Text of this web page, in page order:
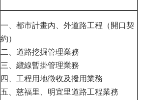
一、都市計畫內、外道路工程（開口契
約）
二、道路挖掘管理業務
三、纜線暫掛管理業務
四、工程用地徵收及撥用業務
五、慈福里、明宜里道路工程業務